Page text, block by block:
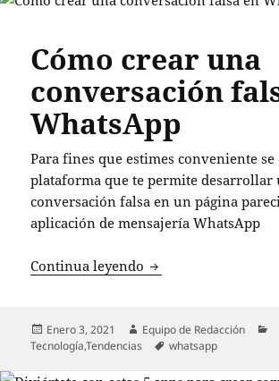
Cómo crear una
conversación
WhatsApp
Para fines que estimes conveniente se
plataforma que te permite desarrollar
conversación falsa en un página
aplicación de mensajería WhatsApp
Continua leyendo Cómo crear una
Publicado
el
Enero 3, 2021 Autor
Equipo de Redacción
Tecnología,Tendencias Etiquetas
whatsapp